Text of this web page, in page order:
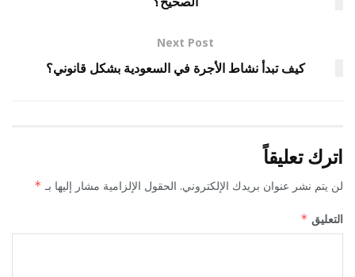
Next Post
كيف تبدأ نشاط الأجرة في السعودية بشكل قانوني؟
اترك تعليقاً
لن يتم نشر عنوان بريدك الإلكتروني. الحقول الإلزامية مشار إليها بـ *
التعليق *